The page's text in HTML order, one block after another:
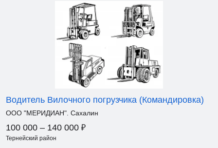
Водитель Вилочного погрузчика (Командировка)
ООО "МЕРИДИАН". Сахалин
100 000 – 140 000 ₽
Тернейский район